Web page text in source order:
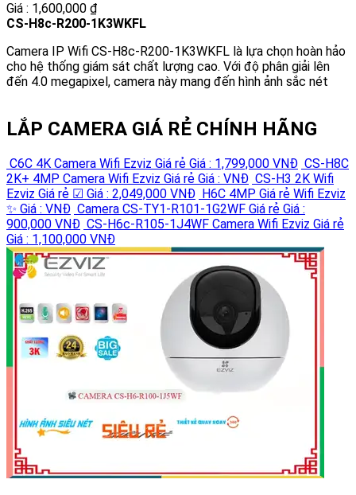
Giá : 1,600,000 ₫
CS-H8c-R200-1K3WKFL
Camera IP Wifi CS-H8c-R200-1K3WKFL là lựa chọn hoàn hảo
cho hệ thống giám sát chất lượng cao. Với độ phân giải lên
đến 4.0 megapixel, camera này mang đến hình ảnh sắc nét
LẮP CAMERA GIÁ RẺ CHÍNH HÃNG
C6C 4K Camera Wifi Ezviz Giá rẻ Giá : 1,799,000 VNĐ CS-H8C
2K+ 4MP Camera Wifi Ezviz Giá rẻ Giá : VNĐ CS-H3 2K Wifi
Ezviz Giá rẻ ☑ Giá : 2,049,000 VNĐ H6C 4MP Giá rẻ Wifi Ezviz
✨ Giá : VNĐ Camera CS-TY1-R101-1G2WF Giá rẻ Giá :
900,000 VNĐ CS-H6c-R105-1J4WF Camera Wifi Ezviz Giá rẻ
Giá : 1,100,000 VNĐ